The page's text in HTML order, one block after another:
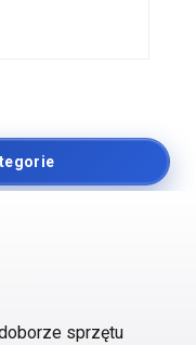
sprzętu